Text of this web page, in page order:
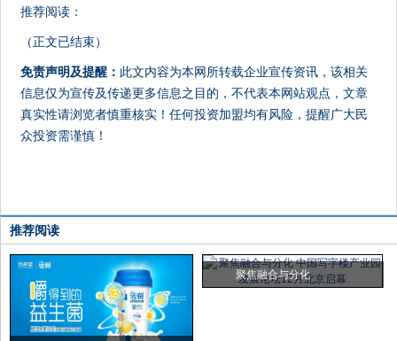
推荐阅读：
（正文已结束）
免责声明及提醒： 此文内容为本网所转载企业宣传资讯，该相关
信息仅为宣传及传递更多信息之目的，不代表本网站观点，文章
真实性请浏览者慎重核实！任何投资加盟均有风险，提醒广大民
众投资需谨慎！
推荐阅读
聚焦融合与分化